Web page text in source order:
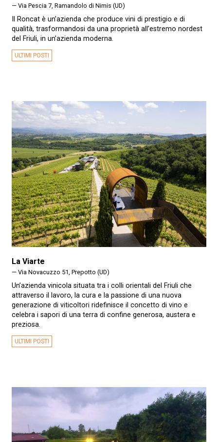
— Via Pescia 7, Ramandolo di Nimis (UD)
Il Roncat è un’azienda che produce vini di prestigio e di
qualità, trasformandosi da una proprietà all’estremo nordest
del Friuli, in un’azienda moderna.
ULTIMI POSTI
La Viarte
— Via Novacuzzo 51, Prepotto (UD)
Un’azienda vinicola situata tra i colli orientali del Friuli che
attraverso il lavoro, la cura e la passione di una nuova
generazione di viticoltori ridefinisce il concetto di vino e
celebra i sapori di una terra di confine generosa, austera e
preziosa.
ULTIMI POSTI